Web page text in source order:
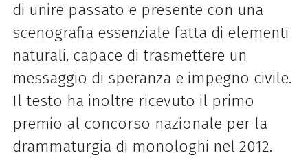
di unire passato e presente con una
scenografia essenziale fatta di elementi
naturali, capace di trasmettere un
messaggio di speranza e impegno civile.
Il testo ha inoltre ricevuto il primo
premio al concorso nazionale per la
drammaturgia di monologhi nel 2012.